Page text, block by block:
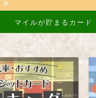
マイルが貯まるカード